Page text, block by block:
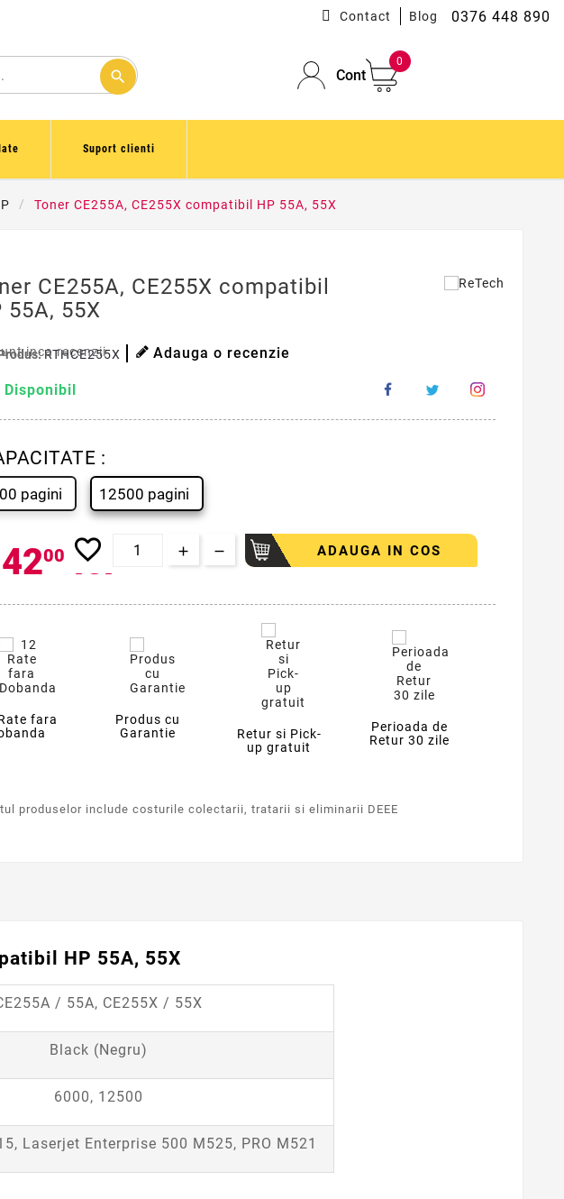
0376 448 890
Contact Blog
search Cont
0
Suport clienti
Toner CE255A, CE255X compatibil HP 55A, 55X
CE255A, CE255X compatibil
55A, 55X
RTHCE255X
inca recenzii Adauga o recenzie
Disponibil
:
pagini 12500 pagini
00 lei
favorite_border ADAUGA IN COS
fara
Produs cu
Garantie
Retur si Pick-
up gratuit
Perioada de
Retur 30 zile
produselor include costurile colectarii, tratarii si eliminarii DEEE
HP 55A, 55X
/ 55A, CE255X / 55X
Black (Negru)
6000, 12500
Laserjet Enterprise 500 M525, PRO M521